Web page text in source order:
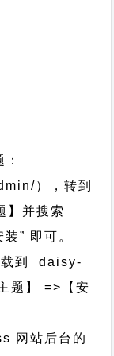
），转到
】并搜索
” 即可。
载到 daisy-
题】 =>【安
网站后台的